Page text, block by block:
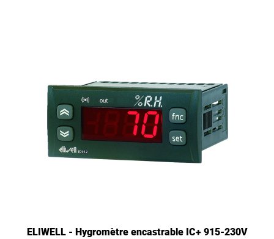
ELIWELL - Hygromètre encastrable IC+ 915-230V